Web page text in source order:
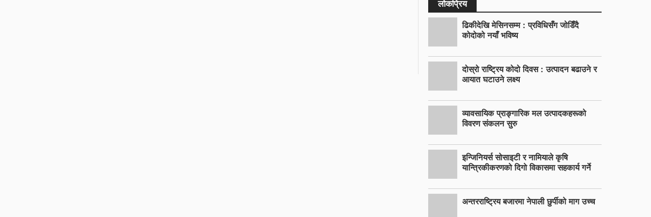
लोकप्रिय
ढिकीदेखि मेसिनसम्म : प्रविधिसँग जोडिँदै
कोदोको नयाँ भविष्य
दोस्रो राष्ट्रिय कोदो दिवस : उत्पादन बढाउने र
आयात घटाउने लक्ष्य
व्यावसायिक प्राङ्गारिक मल उत्पादकहरूको
विवरण संकलन सुरु
इन्जिनियर्स सोसाइटी र नामियाले कृषि
यान्त्रिकीकरणको दिगो विकासमा सहकार्य गर्ने
अन्तरराष्ट्रिय बजारमा नेपाली छुर्पीको माग उच्च